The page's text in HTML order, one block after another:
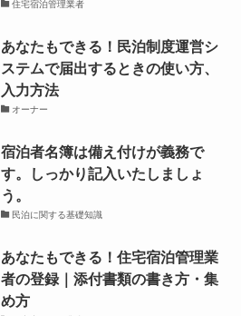
住宅宿泊管理業者
あなたもできる！民泊制度運営シ
ステムで届出するときの使い方、
入力方法
オーナー
宿泊者名簿は備え付けが義務で
す。しっかり記入いたしましょ
う。
民泊に関する基礎知識
あなたもできる！住宅宿泊管理業
者の登録｜添付書類の書き方・集
め方